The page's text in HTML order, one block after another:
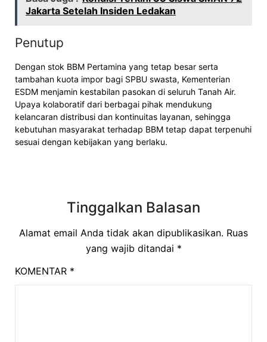
Jakarta Setelah Insiden Ledakan
Penutup
Dengan stok BBM Pertamina yang tetap besar serta
tambahan kuota impor bagi SPBU swasta, Kementerian
ESDM menjamin kestabilan pasokan di seluruh Tanah Air.
Upaya kolaboratif dari berbagai pihak mendukung
kelancaran distribusi dan kontinuitas layanan, sehingga
kebutuhan masyarakat terhadap BBM tetap dapat terpenuhi
sesuai dengan kebijakan yang berlaku.
Tinggalkan Balasan
Alamat email Anda tidak akan dipublikasikan. Ruas
yang wajib ditandai *
KOMENTAR *